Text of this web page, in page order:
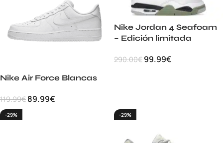
Nike Air Force Blancas
119.99€ 89.99€
Nike Jordan 4 Seafoam
– Edición limitada
290.00€ 99.99€
-29% -29%